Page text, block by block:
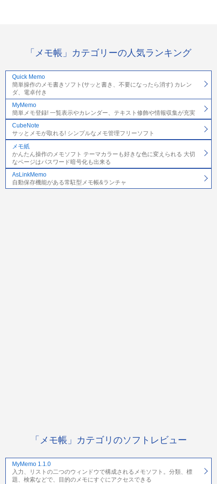
「メモ帳」カテゴリーの人気ランキング
Quick Memo
簡単操作のメモ書きソフト(サッと書き、不要になったら消す) カレン
ダ、電卓付き
MyMemo
簡単メモ登録! 一覧表示やカレンダー、テキスト修飾や情報収集が充実
CubeNote
サッとメモが取れる! シンプルなメモ管理フリーソフト
メモ紙
かんたん操作のメモソフト テーマカラーも好きな色に変えられる 大切
なページはパスワード暗号化も出来る
AsLinkMemo
自動保存機能がある常駐型メモ帳&ランチャ
「メモ帳」カテゴリのソフトレビュー
MyMemo 1.1.0
入力、リストの二つのウィンドウで構成されるメモソフト。分類、標
題、検索などで、目的のメモにすぐにアクセスできる